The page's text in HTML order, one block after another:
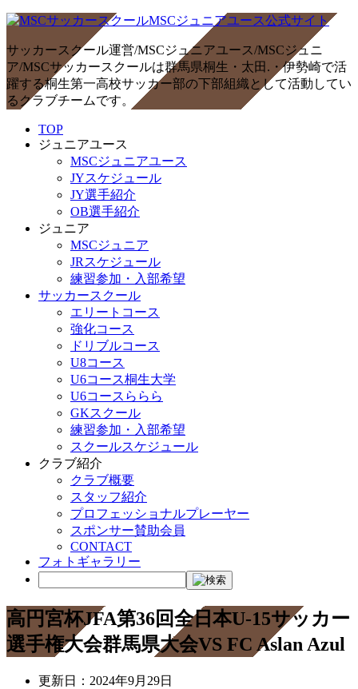
サッカースクール運営/MSCジュニアユース/MSCジュニ
ア/MSCサッカースクールは群馬県桐生・太田.・伊勢崎で活
躍する桐生第一高校サッカー部の下部組織として活動してい
るクラブチームです。
TOP
ジュニアユース
MSCジュニアユース
JYスケジュール
JY選手紹介
OB選手紹介
ジュニア
MSCジュニア
JRスケジュール
練習参加・入部希望
サッカースクール
エリートコース
強化コース
ドリブルコース
U8コース
U6コース桐生大学
U6コースららら
GKスクール
練習参加・入部希望
スクールスケジュール
クラブ紹介
クラブ概要
スタッフ紹介
プロフェッショナルプレーヤー
スポンサー賛助会員
CONTACT
フォトギャラリー
高円宮杯JFA第36回全日本U-15サッカー
選手権大会群馬県大会VS FC Aslan Azul
更新日： 2024年9月29日